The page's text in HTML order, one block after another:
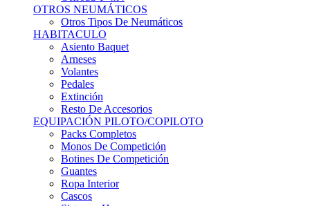
Otros Tipos De Neumáticos
HABITACULO
Asiento Baquet
Arneses
Volantes
Pedales
Extinción
Resto De Accesorios
EQUIPACIÓN PILOTO/COPILOTO
Packs Completos
Monos De Competición
Botines De Competición
Guantes
Ropa Interior
Cascos
Sistemas Hans
Bolsas Y Mochilas